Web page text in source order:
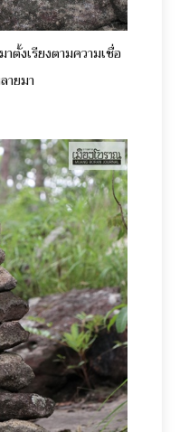
ตั้งเรียงตามความเชื่อ
ายมา